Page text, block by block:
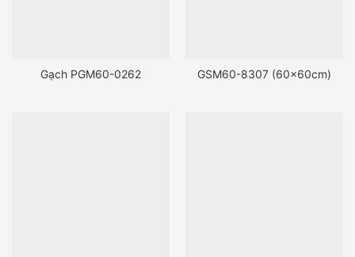
Gạch PGM60-0262 GSM60-8307 (60x60cm)